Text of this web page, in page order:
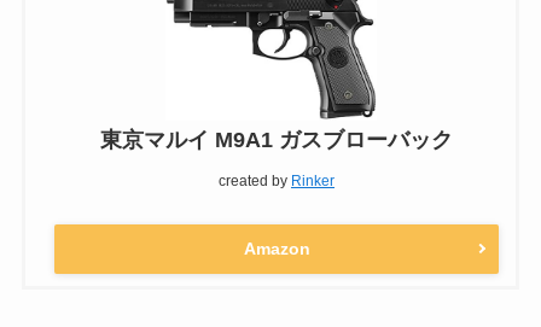
東京マルイ M9A1 ガスブローバック
created by Rinker
Amazon